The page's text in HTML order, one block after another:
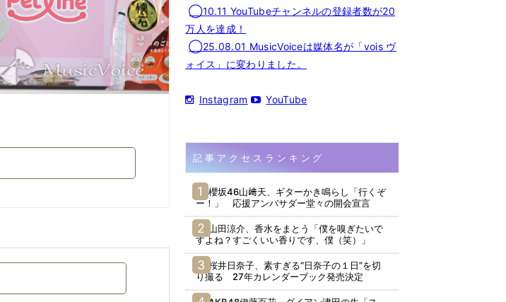
◯10.11 YouTubeチャンネルの登録者数が20
万人を達成！
◯25.08.01 MusicVoiceは媒体名が「vois ヴ
ォイス」に変わりました。
Instagram YouTube
記事アクセスランキング
櫻坂46山﨑天、ギターかき鳴らし「行くぞ
ー！」 応援アンバサダー堂々の開会宣言
山田涼介、香水をまとう「僕を嗅ぎたいで
すよね？すごくいい香りです、僕（笑）」
桜井日奈子、素すぎる“日奈子の１日”を切
り撮る 27年カレンダーブック発売決定